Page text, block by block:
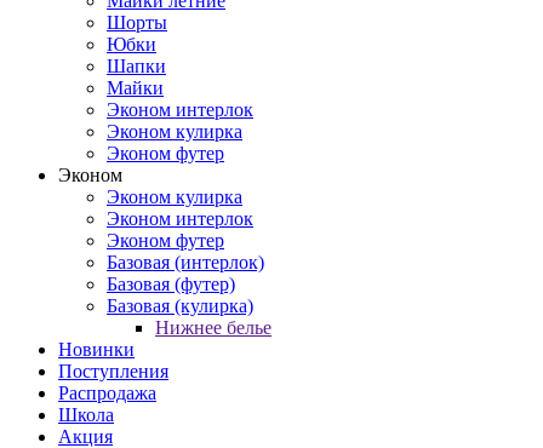
Шорты
Юбки
Шапки
Майки
Эконом интерлок
Эконом кулирка
Эконом футер
Эконом
Эконом кулирка
Эконом интерлок
Эконом футер
Базовая (интерлок)
Базовая (футер)
Базовая (кулирка)
Нижнее белье
Новинки
Поступления
Распродажа
Школа
Акция